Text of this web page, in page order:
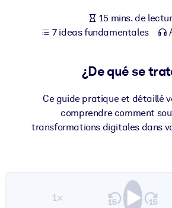
15 mins. de
7 ideas fundamentales
¿De qué se
Ce guide pratique et détaillé
comprendre comment
transformations digitales dans
1×